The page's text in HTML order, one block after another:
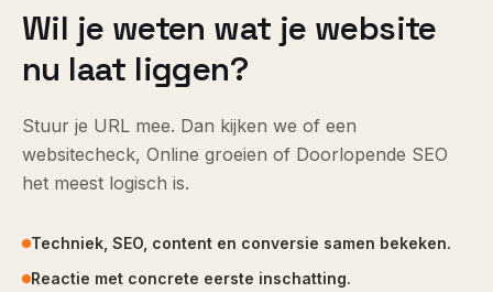
Wil je weten wat je website
nu laat liggen?
Stuur je URL mee. Dan kijken we of een
websitecheck, Online groeien of Doorlopende SEO
het meest logisch is.
Techniek, SEO, content en conversie samen bekeken.
Reactie met concrete eerste inschatting.